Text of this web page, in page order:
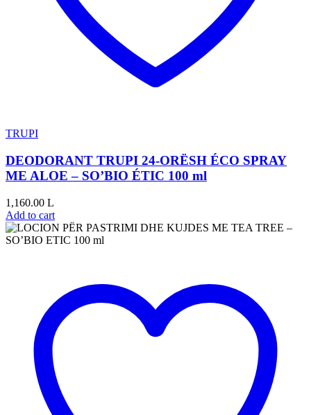
TRUPI
DEODORANT TRUPI 24-ORËSH ÉCO SPRAY
ME ALOE – SO’BIO ÉTIC 100 ml
1,160.00 L
Add to cart